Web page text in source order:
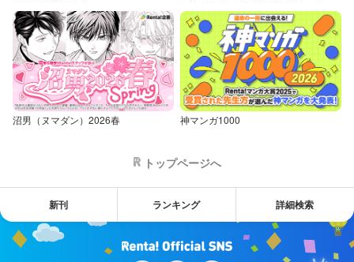
沼男（ヌマダン）2026春 神マンガ1000
トップページへ
新刊 ランキング 詳細検索